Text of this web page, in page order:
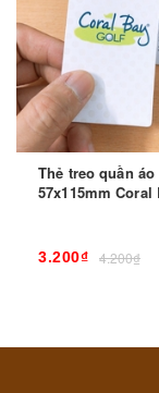
Thẻ treo quần áo
57x115mm Coral
3.200₫ 4.200₫